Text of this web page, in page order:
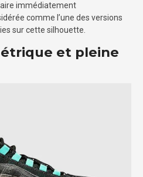
immédiatement
comme l’une des versions
sur cette silhouette.
et pleine